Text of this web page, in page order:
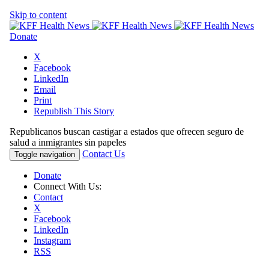
Skip to content
Donate
X
Facebook
LinkedIn
Email
Print
Republish This Story
Republicanos buscan castigar a estados que ofrecen seguro de
salud a inmigrantes sin papeles
Toggle navigation Contact Us
Donate
Connect With Us:
Contact
X
Facebook
LinkedIn
Instagram
RSS